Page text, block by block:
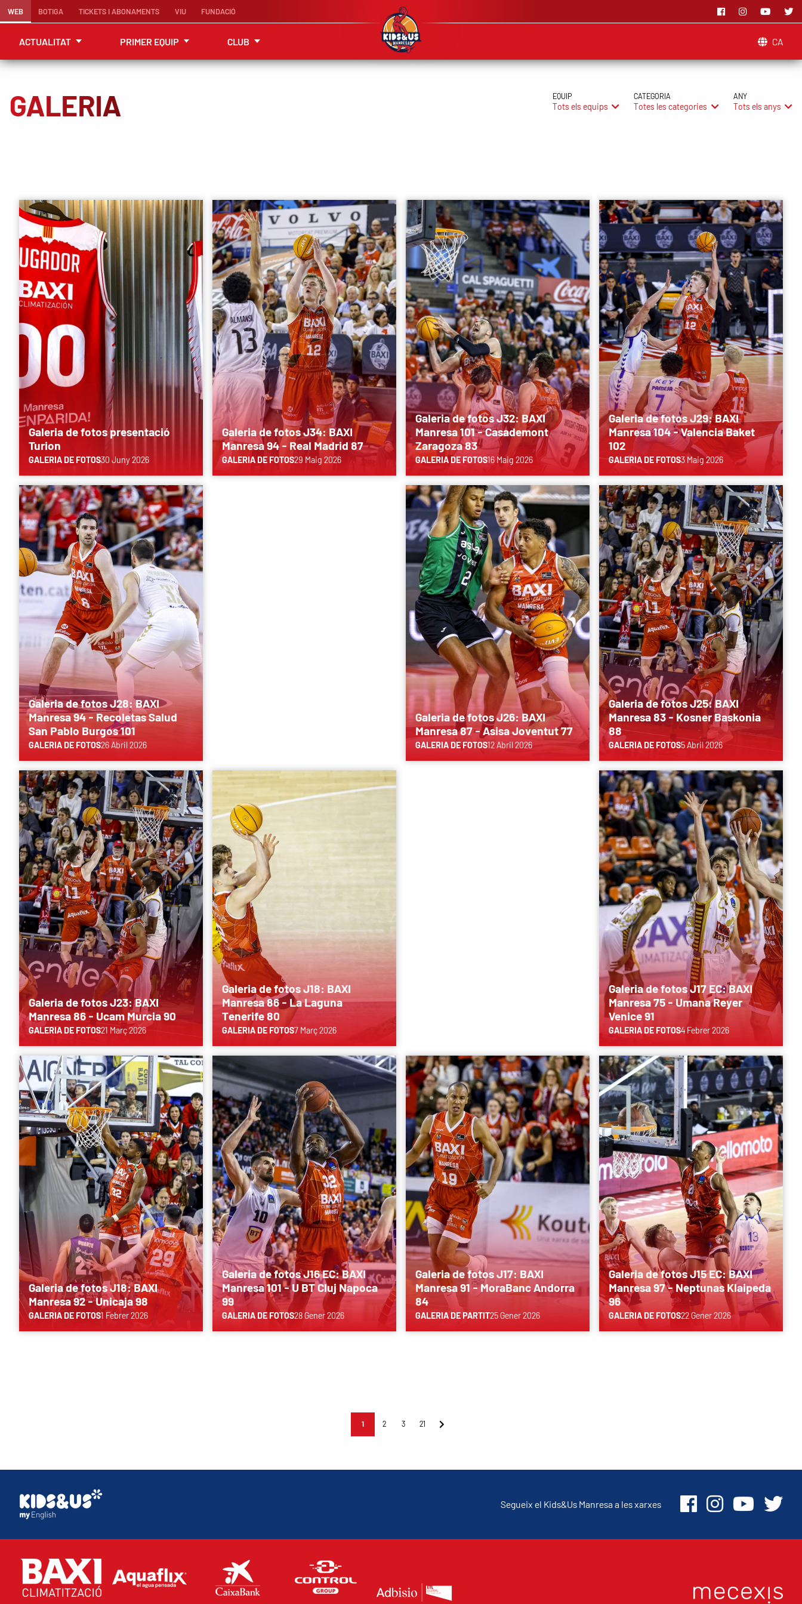
WEB BOTIGA TICKETS I ABONAMENTS VIU FUNDACIÓ
ACTUALITAT PRIMER EQUIP CLUB CA
GALERIA EQUIP
Tots els equips
CATEGORIA
Totes les categories
ANY
Tots els anys
Galeria de fotos presentació
Turion
GALERIA DE FOTOS30 Juny 2026
Galeria de fotos J34: BAXI
Manresa 94 - Real Madrid 87
GALERIA DE FOTOS29 Maig 2026
Galeria de fotos J32: BAXI
Manresa 101 - Casademont
Zaragoza 83
GALERIA DE FOTOS16 Maig 2026
Galeria de fotos J29: BAXI
Manresa 104 - Valencia Baket
102
GALERIA DE FOTOS3 Maig 2026
Galeria de fotos J28: BAXI
Manresa 94 - Recoletas Salud
San Pablo Burgos 101
GALERIA DE FOTOS26 Abril 2026
Galeria de fotos J26: BAXI
Manresa 87 - Asisa Joventut 77
GALERIA DE FOTOS12 Abril 2026
Galeria de fotos J25: BAXI
Manresa 83 - Kosner Baskonia
88
GALERIA DE FOTOS5 Abril 2026
Galeria de fotos J23: BAXI
Manresa 86 - Ucam Murcia 90
GALERIA DE FOTOS21 Març 2026
Galeria de fotos J18: BAXI
Manresa 86 - La Laguna
Tenerife 80
GALERIA DE FOTOS7 Març 2026
Galeria de fotos J17 EC: BAXI
Manresa 75 - Umana Reyer
Venice 91
GALERIA DE FOTOS4 Febrer 2026
Galeria de fotos J18: BAXI
Manresa 92 - Unicaja 98
GALERIA DE FOTOS1 Febrer 2026
Galeria de fotos J16 EC: BAXI
Manresa 101 - U BT Cluj Napoca
99
GALERIA DE FOTOS28 Gener 2026
Galeria de fotos J17: BAXI
Manresa 91 - MoraBanc Andorra
84
GALERIA DE PARTIT25 Gener 2026
Galeria de fotos J15 EC: BAXI
Manresa 97 - Neptunas Klaipeda
96
GALERIA DE FOTOS22 Gener 2026
1 2 3 21
Segueix el Kids&Us Manresa a les xarxes